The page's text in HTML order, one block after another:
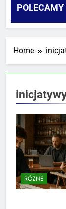
POLECAMY
Home
RÓŻNE